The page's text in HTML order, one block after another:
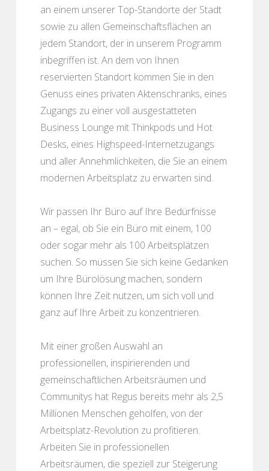
an einem unserer Top-Standorte der Stadt
sowie zu allen Gemeinschaftsflächen an
jedem Standort, der in unserem Programm
inbegriffen ist. An dem von Ihnen
reservierten Standort kommen Sie in den
Genuss eines privaten Aktenschranks, eines
Zugangs zu einer voll ausgestatteten
Business Lounge mit Thinkpods und Hot
Desks, eines Highspeed-Internetzugangs
und aller Annehmlichkeiten, die Sie an einem
modernen Arbeitsplatz zu erwarten sind.
Wir passen Ihr Büro auf Ihre Bedürfnisse
an – egal, ob Sie ein Büro mit einem, 100
oder sogar mehr als 100 Arbeitsplätzen
suchen. So müssen Sie sich keine Gedanken
um Ihre Bürolösung machen, sondern
können Ihre Zeit nutzen, um sich voll und
ganz auf Ihre Arbeit zu konzentrieren.
Mit einer großen Auswahl an
professionellen, inspirierenden und
gemeinschaftlichen Arbeitsräumen und
Communitys hat Regus bereits mehr als 2,5
Millionen Menschen geholfen, von der
Arbeitsplatz-Revolution zu profitieren.
Arbeiten Sie in professionellen
Arbeitsräumen, die speziell zur Steigerung